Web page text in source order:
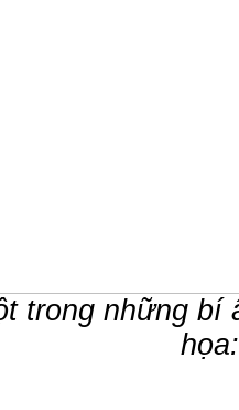
trong những